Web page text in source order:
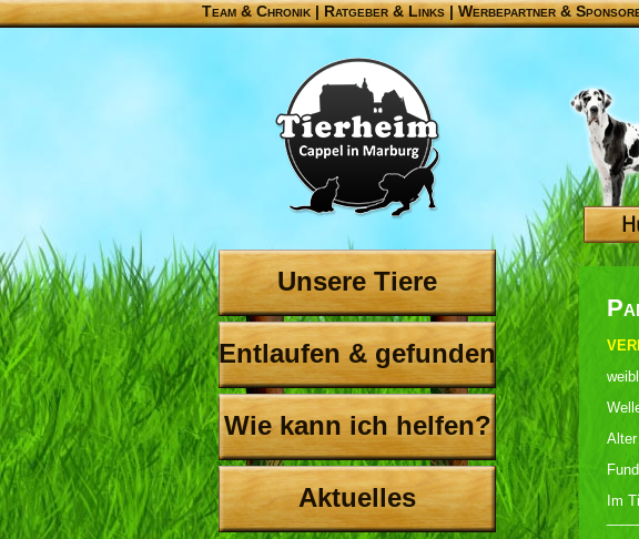
Team & Chronik |Ratgeber & Links|Werbepartner &
Unsere Tiere
Entlaufen & gefunden
Wie kann ich helfen?
Aktuelles
Im